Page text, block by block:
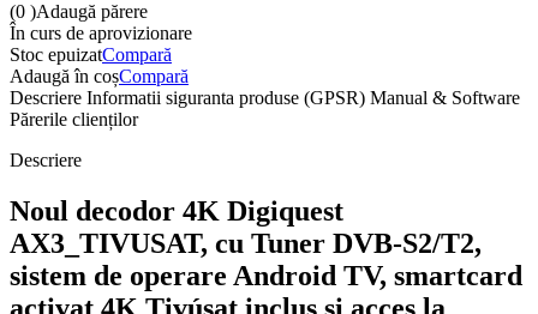
(0 )Adaugă părere
În curs de aprovizionare
Stoc epuizatCompară
Adaugă în coșCompară
Descriere Informatii siguranta produse (GPSR) Manual & Software
Părerile clienților
Descriere
Noul decodor 4K Digiquest
AX3_TIVUSAT, cu Tuner DVB-S2/T2,
sistem de operare Android TV, smartcard